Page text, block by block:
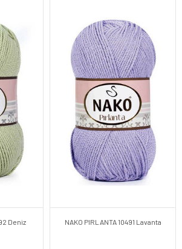
Deniz
NAKO PIRLANTA 10491 Lavanta